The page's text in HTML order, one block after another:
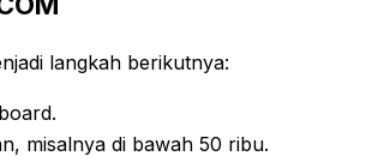
langkah berikutnya:
misalnya di bawah 50 ribu.